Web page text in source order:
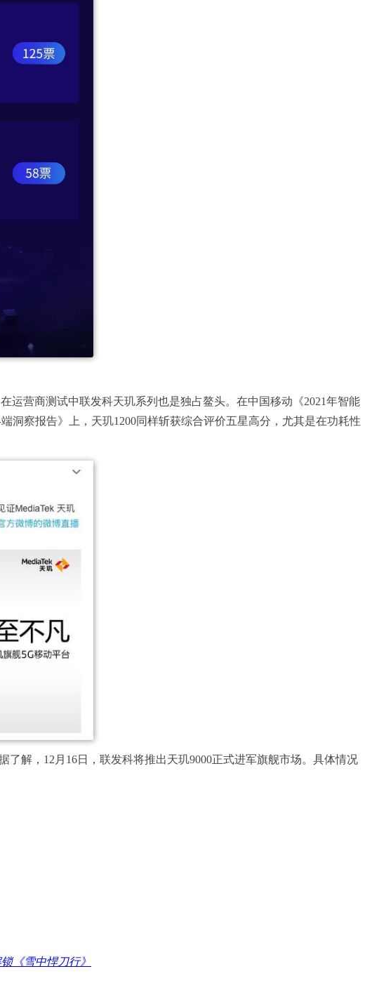
运营商测试中联发科天玑系列也是独占鳌头。在中国移动《2021年智能
洞察报告》上，天玑1200同样斩获综合评价五星高分，尤其是在功耗性
解，12月16日，联发科将推出天玑9000正式进军旗舰市场。具体情况
《雪中悍刀行》